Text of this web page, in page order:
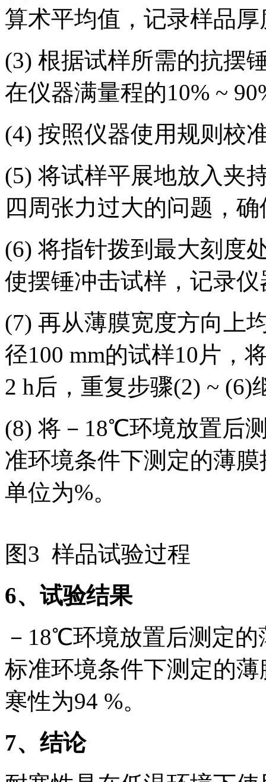
算术平均值，记录样品厚
(3) 根据试样所需的抗摆
在仪器满量程的10% ~
(4) 按照仪器使用规则校
(5) 将试样平展地放入夹
四周张力过大的问题，
(6) 将指针拨到最大刻度
使摆锤冲击试样，记录
(7) 再从薄膜宽度方向上
径100 mm的试样10片，
2 h后，重复步骤(2) ~ (6)
(8) 将－18℃环境放置后
准环境条件下测定的薄
单位为%。
图3 样品试验过程
6、试验结果
－18℃环境放置后测定的
标准环境条件下测定的
寒性为94 %。
7、结论